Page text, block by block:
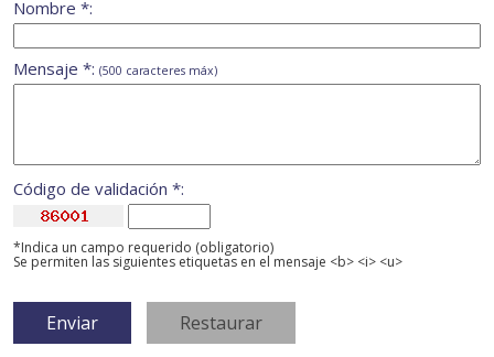
Nombre *:
Mensaje *: (500 caracteres máx)
Código de validación *:
*Indica un campo requerido (obligatorio)
Se permiten las siguientes etiquetas en el mensaje <b> <i> <u>